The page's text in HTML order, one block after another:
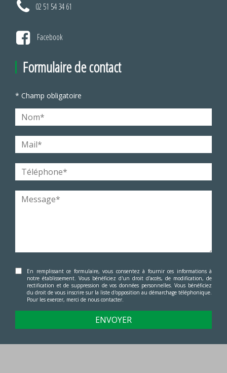
02 51 54 34 61
Facebook
Formulaire de contact
* Champ obligatoire
En remplissant ce formulaire, vous consentez à fournir ces informations à
notre établissement. Vous bénéficiez d'un droit d'accès, de modification, de
rectification et de suppression de vos données personnelles. Vous bénéficiez
du droit de vous inscrire sur la liste d'opposition au démarchage téléphonique.
Pour les exercer, merci de nous contacter.
ENVOYER